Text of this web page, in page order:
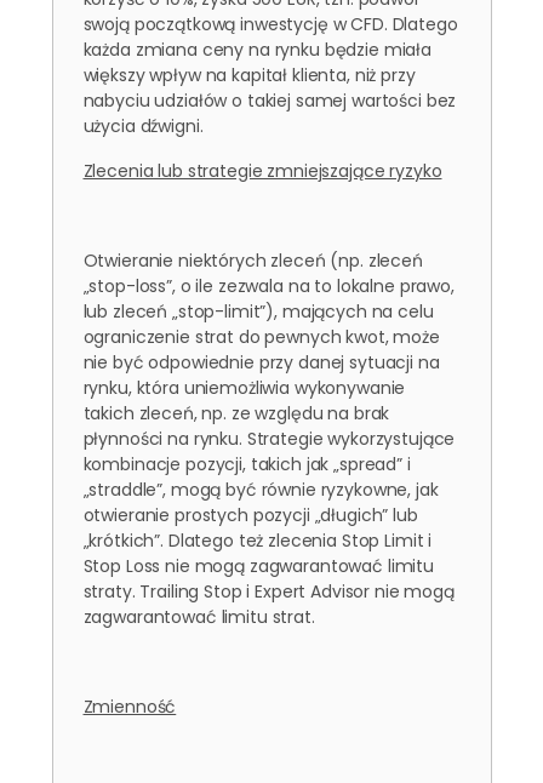
swoją początkową inwestycję w CFD. Dlatego
każda zmiana ceny na rynku będzie miała
większy wpływ na kapitał klienta, niż przy
nabyciu udziałów o takiej samej wartości bez
użycia dźwigni.
Zlecenia lub strategie zmniejszające ryzyko
Otwieranie niektórych zleceń (np. zleceń
„stop-loss”, o ile zezwala na to lokalne prawo,
lub zleceń „stop-limit”), mających na celu
ograniczenie strat do pewnych kwot, może
nie być odpowiednie przy danej sytuacji na
rynku, która uniemożliwia wykonywanie
takich zleceń, np. ze względu na brak
płynności na rynku. Strategie wykorzystujące
kombinacje pozycji, takich jak „spread” i
„straddle”, mogą być równie ryzykowne, jak
otwieranie prostych pozycji „długich” lub
„krótkich”. Dlatego też zlecenia Stop Limit i
Stop Loss nie mogą zagwarantować limitu
straty. Trailing Stop i Expert Advisor nie mogą
zagwarantować limitu strat.
Zmienność